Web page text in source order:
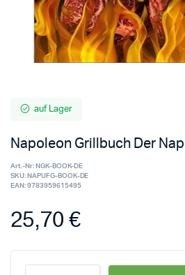
auf Lager
Napoleon Grillbuch Der
Art.-Nr:NGK-BOOK-DE
SKU: NAPUFG-BOOK-DE
EAN:9783959615495
25,70€